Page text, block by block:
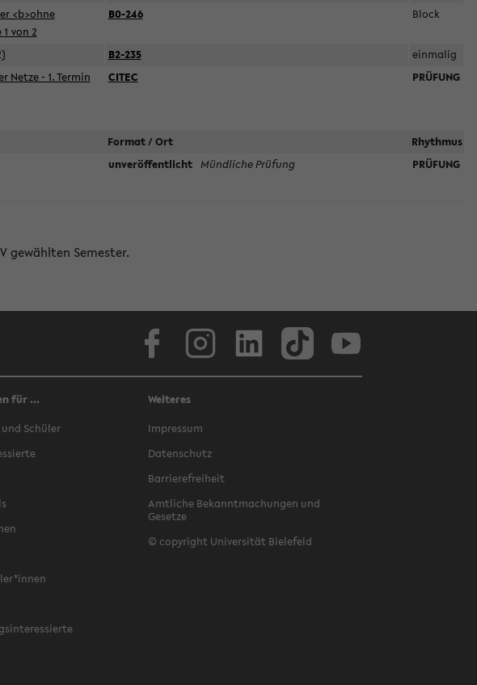
<b>ohne
von 2
B0-246 Block
B2-235
einmalig
Netze - 1. Termin CITEC PRÜFUNG
Format / Ort
Rhythmus
unveröffentlicht Mündliche Prüfung PRÜFUNG
gewählten Semester.
für ...
Schüler
Weiteres
Impressum
Datenschutz
Barrierefreiheit
Amtliche Bekanntmachungen und
Gesetze
© copyright Universität Bielefeld